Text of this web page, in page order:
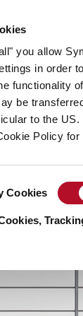
you allow
in order
functionality
be
to the
Policy
Cookies